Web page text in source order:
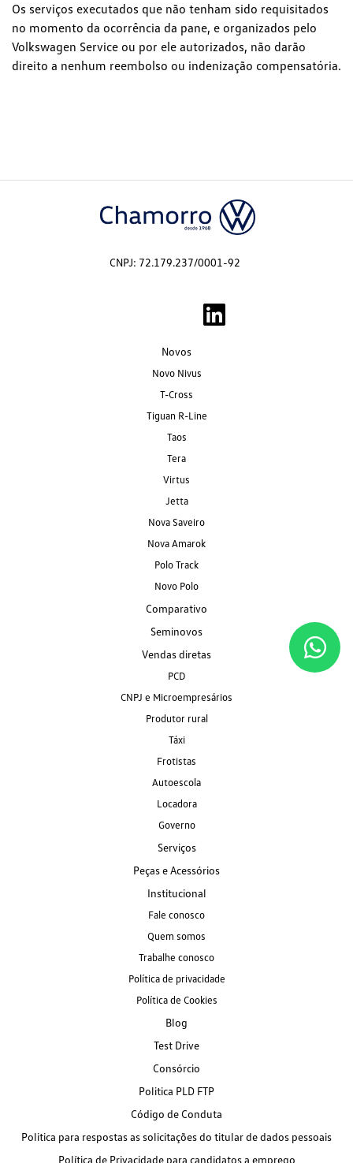
Os serviços executados que não tenham sido requisitados
no momento da ocorrência da pane, e organizados pelo
Volkswagen Service ou por ele autorizados, não darão
direito a nenhum reembolso ou indenização compensatória.
CNPJ: 72.179.237/0001-92
Novos
Novo Nivus
T-Cross
Tiguan R-Line
Taos
Tera
Virtus
Jetta
Nova Saveiro
Nova Amarok
Polo Track
Novo Polo
Comparativo
Seminovos
Vendas diretas
PCD
CNPJ e Microempresários
Produtor rural
Táxi
Frotistas
Autoescola
Locadora
Governo
Serviços
Peças e Acessórios
Institucional
Fale conosco
Quem somos
Trabalhe conosco
Política de privacidade
Política de Cookies
Blog
Test Drive
Consórcio
Politica PLD FTP
Código de Conduta
Politica para respostas as solicitações do titular de dados pessoais
Política de Privacidade para candidatos a emprego